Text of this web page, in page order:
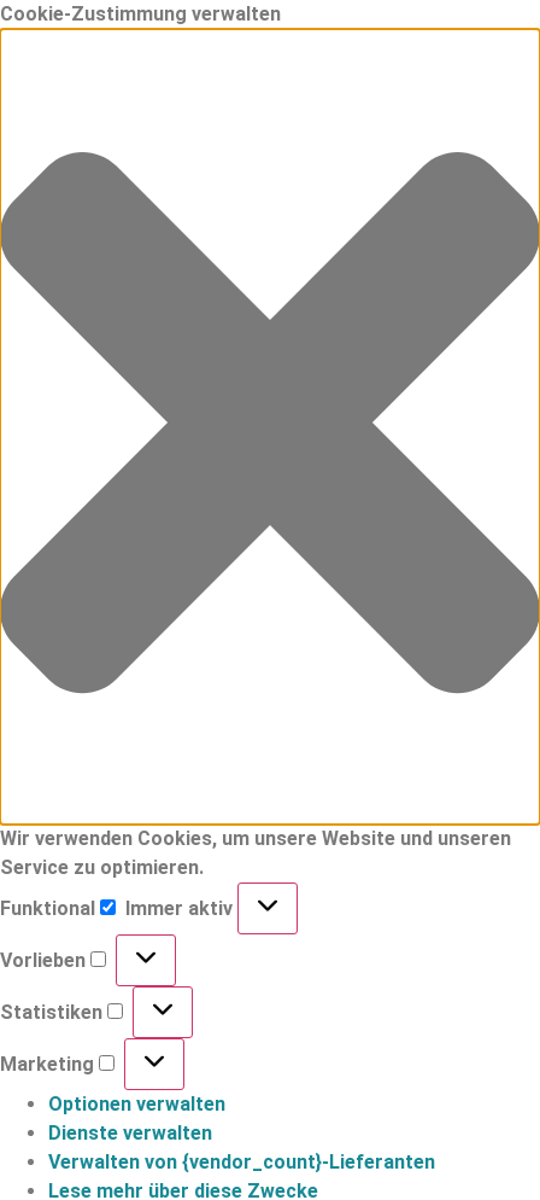
Cookie-Zustimmung verwalten
Wir verwenden Cookies, um unsere Website und unseren
Service zu optimieren.
Funktional
Immer aktiv
Vorlieben
Statistiken
Marketing
Optionen verwalten
Dienste verwalten
Verwalten von {vendor_count}-Lieferanten
Lese mehr über diese Zwecke